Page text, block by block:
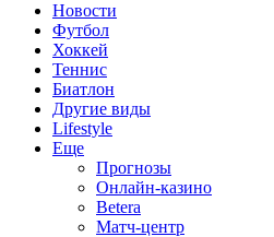
Новости
Футбол
Хоккей
Теннис
Биатлон
Другие виды
Lifestyle
Еще
Прогнозы
Онлайн-казино
Betera
Матч-центр